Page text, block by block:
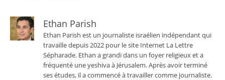
Ethan Parish
Ethan Parish est un journaliste israélien indépendant qui
travaille depuis 2022 pour le site Internet La Lettre
Sépharade. Ethan a grandi dans un foyer religieux et a
fréquenté une yeshiva à Jérusalem. Après avoir terminé
ses études, il a commencé à travailler comme journaliste.